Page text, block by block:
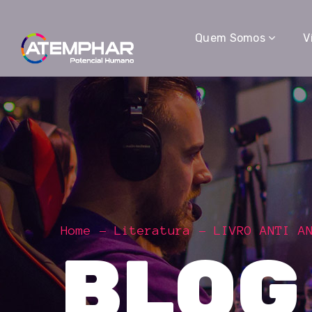
Quem Somos
Home Literatura LIVRO ANTI
BLOG